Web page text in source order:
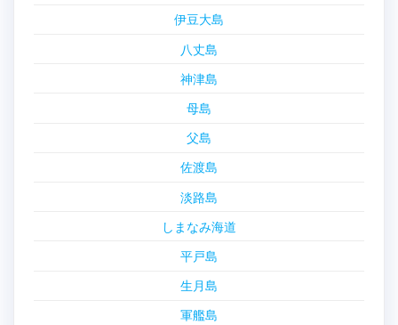
伊豆大島
八丈島
神津島
母島
父島
佐渡島
淡路島
しまなみ海道
平戸島
生月島
軍艦島